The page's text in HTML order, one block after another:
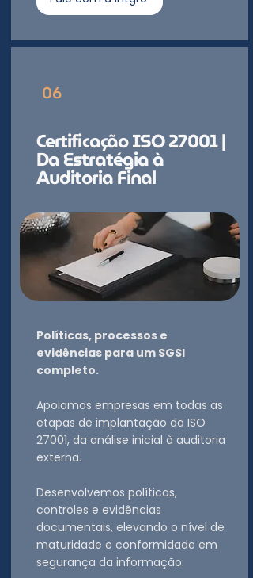
06
Certificação ISO 27001 |
Da Estratégia à
Auditoria Final
Políticas, processos e
evidências para um SGSI
completo.
Apoiamos empresas em todas as
etapas de implantação da ISO
27001, da análise inicial à auditoria
externa.
Desenvolvemos políticas,
controles e evidências
documentais, elevando o nível de
maturidade e conformidade em
segurança da informação.